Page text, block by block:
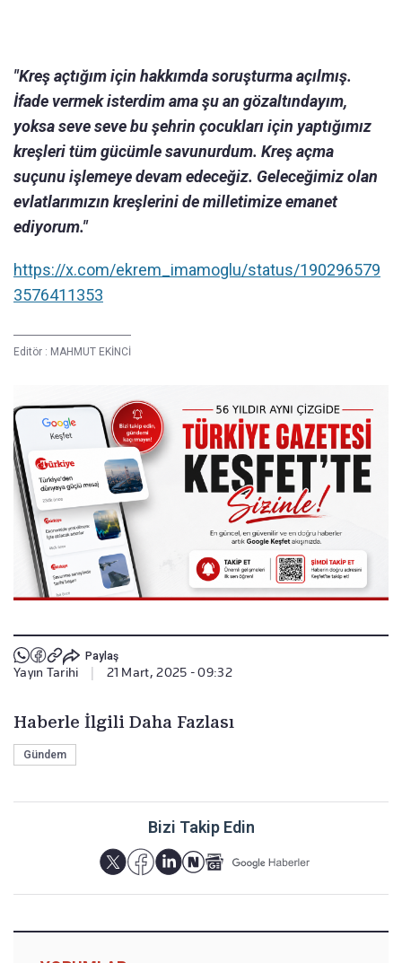
"Kreş açtığım için hakkımda soruşturma açılmış.
İfade vermek isterdim ama şu an gözaltındayım,
yoksa seve seve bu şehrin çocukları için yaptığımız
kreşleri tüm gücümle savunurdum. Kreş açma
suçunu işlemeye devam edeceğiz. Geleceğimiz olan
evlatlarımızın kreşlerini de milletimize emanet
ediyorum."
https://x.com/ekrem_imamoglu/status/190296579
3576411353
Editör : MAHMUT EKİNCİ
Paylaş
Yayın Tarihi 21 Mart, 2025 - 09:32
Haberle İlgili Daha Fazlası
Gündem
Bizi Takip Edin